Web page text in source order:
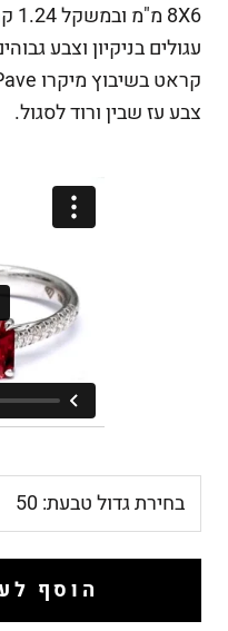
צבע עז שבין ורוד לסגול.
בחירת גדול טבעת: 50
הוסף